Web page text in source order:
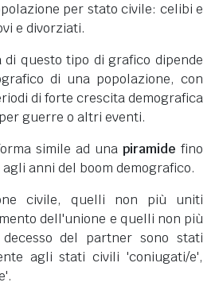
per stato civile: celibi e
e divorziati.
di questo tipo di grafico dipende
di una popolazione, con
di forte crescita demografica
guerre o altri eventi.
simile ad una piramide fino
anni del boom demografico.
civile, quelli non più uniti
dell'unione e quelli non più
del partner sono stati
agli stati civili 'coniugati/e',